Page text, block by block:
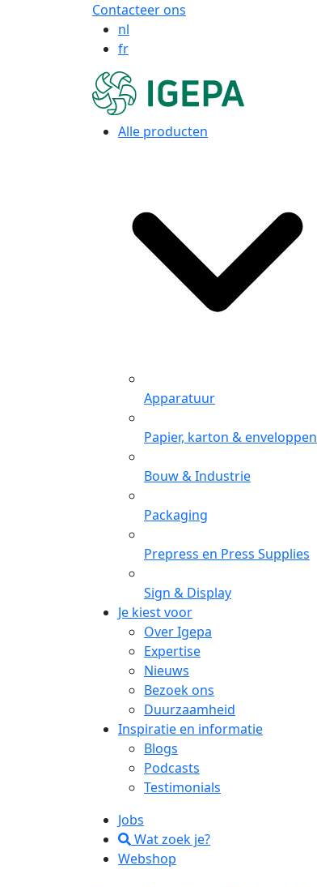
Contacteer ons
nl
fr
Alle producten
Apparatuur
Papier, karton & enveloppen
Bouw & Industrie
Packaging
Prepress en Press Supplies
Sign & Display
Je kiest voor
Over Igepa
Expertise
Nieuws
Bezoek ons
Duurzaamheid
Inspiratie en informatie
Blogs
Podcasts
Testimonials
Jobs
Wat zoek je?
Webshop